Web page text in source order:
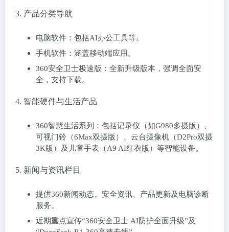
‌3. 产品分类导航‌
‌电脑软件‌：包括AI办公工具等。
‌手机软件‌：涵盖移动端应用。
‌360安全卫士极速版‌：全新升级版本，强调全面安
全，支持下载。
‌4. 智能硬件与生活产品‌
‌360智慧生活‌系列：包括记录仪（如G980多摄版）、
可视门铃（6Max双摄版）、云台摄像机（D2Pro双摄
3K版）及儿童手表（A9 AI红衣版）等智能设备。
‌5. 新闻与资讯栏目‌
提供360新闻动态、安全资讯、产品更新及电脑诊断
服务。
近期重点宣传“360安全卫士 AI防护全面升级”及